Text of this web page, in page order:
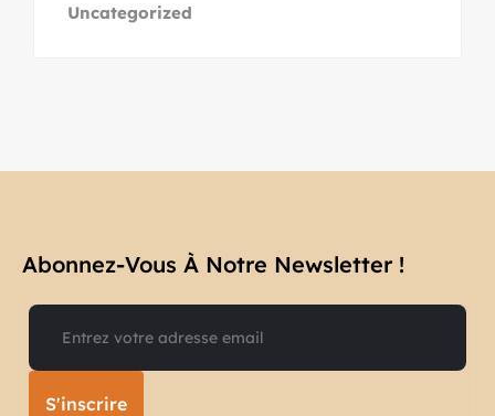
Uncategorized
Abonnez-Vous À Notre Newsletter !​
S'inscrire